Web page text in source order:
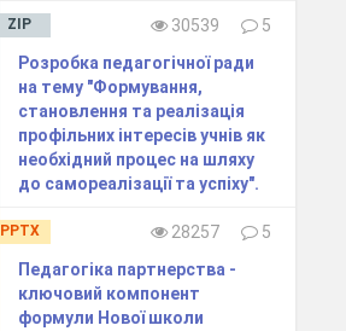
ZIP 30539
5
Розробка педагогічної ради
на тему "Формування,
становлення та реалізація
профільних інтересів учнів як
необхідний процес на шляху
до самореалізації та успіху".
PPTX 28257
5
Педагогіка партнерства -
ключовий компонент
формули Нової школи